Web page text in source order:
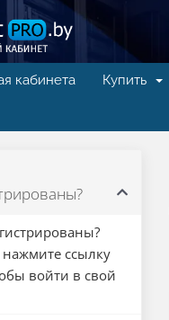
кабинета Купить
нажмите ссылку
войти в свой